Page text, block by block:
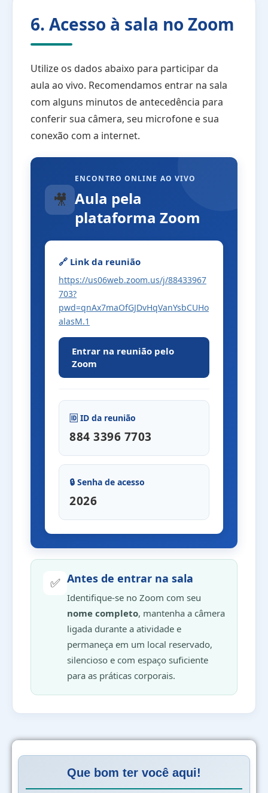
6. Acesso à sala no Zoom
Utilize os dados abaixo para participar da
aula ao vivo. Recomendamos entrar na sala
com alguns minutos de antecedência para
conferir sua câmera, seu microfone e sua
conexão com a internet.
🎥
ENCONTRO ONLINE AO VIVO
Aula pela
plataforma Zoom
🔗 Link da reunião
https://us06web.zoom.us/j/88433967
703?
pwd=qnAx7maOfGJDvHqVanYsbCUHo
alasM.1
Entrar na reunião pelo
Zoom
🆔 ID da reunião
884 3396 7703
🔒 Senha de acesso
2026
✅ Antes de entrar na sala
Identifique-se no Zoom com seu
nome completo, mantenha a câmera
ligada durante a atividade e
permaneça em um local reservado,
silencioso e com espaço suficiente
para as práticas corporais.
Que bom ter você aqui!